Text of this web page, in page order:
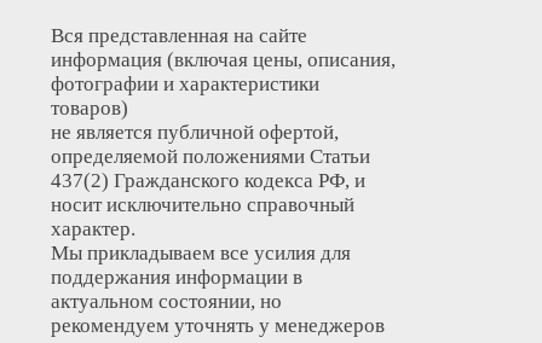
Вся представленная на сайте
информация (включая цены, описания,
фотографии и характеристики
товаров)
не является публичной офертой,
определяемой положениями Статьи
437(2) Гражданского кодекса РФ, и
носит исключительно справочный
характер.
Мы прикладываем все усилия для
поддержания информации в
актуальном состоянии, но
рекомендуем уточнять у менеджеров